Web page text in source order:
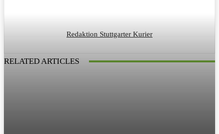
Redaktion Stuttgarter Kurier
RELATED ARTICLES